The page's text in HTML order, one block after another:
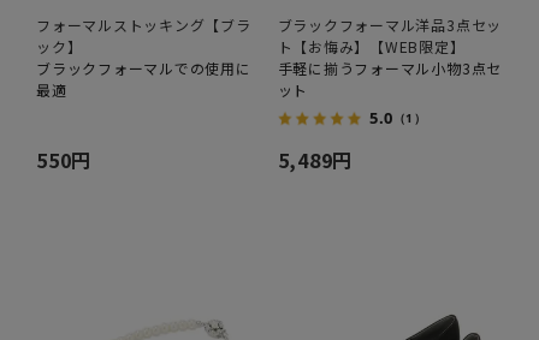
フォーマルストッキング【ブラ
ック】
ブラックフォーマルでの使用に
最適
550円
ブラックフォーマル洋品3点セッ
ト【お悔み】【WEB限定】
手軽に揃うフォーマル小物3点セ
ット
5.0 （1）
5,489円